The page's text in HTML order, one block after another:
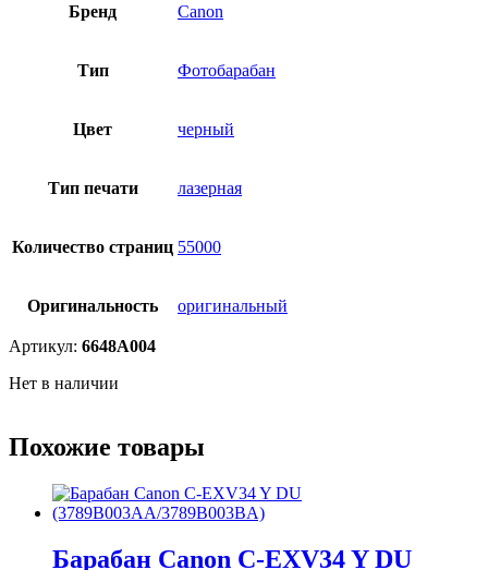
Бренд Canon
Тип Фотобарабан
Цвет черный
Тип печати лазерная
Количество страниц 55000
Оригинальность оригинальный
Артикул: 6648A004
Нет в наличии
Похожие товары
Барабан Canon C-EXV34 Y DU